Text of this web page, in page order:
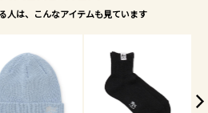
人は、こんなアイテムも見ています